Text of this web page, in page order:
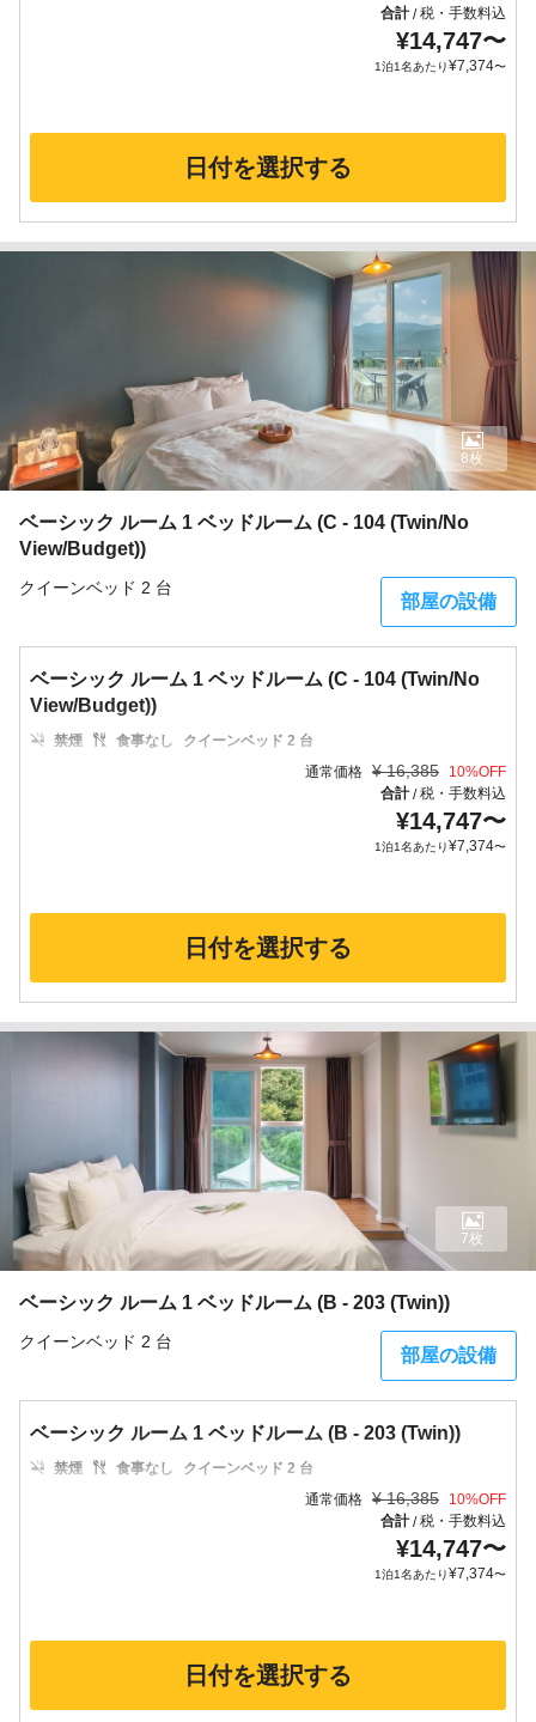
合計/税・手数料込
¥14,747〜
1泊1名あたり¥7,374〜
日付を選択する
ベーシック ルーム 1 ベッドルーム (C - 104 (Twin/No
View/Budget))
クイーンベッド 2 台
部屋の設備
8枚
ベーシック ルーム 1 ベッドルーム (C - 104 (Twin/No
View/Budget))
禁煙 食事なし
クイーンベッド 2 台
通常価格 ¥ 16,385 10%OFF
合計/税・手数料込
¥14,747〜
1泊1名あたり¥7,374〜
日付を選択する
ベーシック ルーム 1 ベッドルーム (B - 203 (Twin))
クイーンベッド 2 台
部屋の設備
7枚
ベーシック ルーム 1 ベッドルーム (B - 203 (Twin))
禁煙 食事なし
クイーンベッド 2 台
通常価格 ¥ 16,385 10%OFF
合計/税・手数料込
¥14,747〜
1泊1名あたり¥7,374〜
日付を選択する